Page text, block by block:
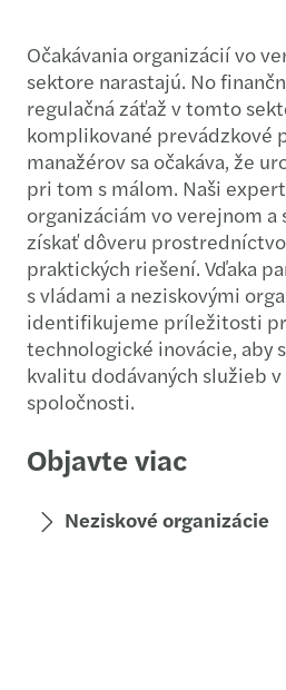
Očakávania organizácií vo
sektore narastajú. No
regulačná záťaž v tomto
komplikované prevádzkové
manažérov sa očakáva, že
pri tom s málom. Naši
organizáciám vo verejnom
získať dôveru
praktických riešení. Vďaka
s vládami a neziskovými
identifikujeme príležitosti
technologické inovácie, aby
kvalitu dodávaných služieb
spoločnosti.
Objavte viac
Neziskové organizácie